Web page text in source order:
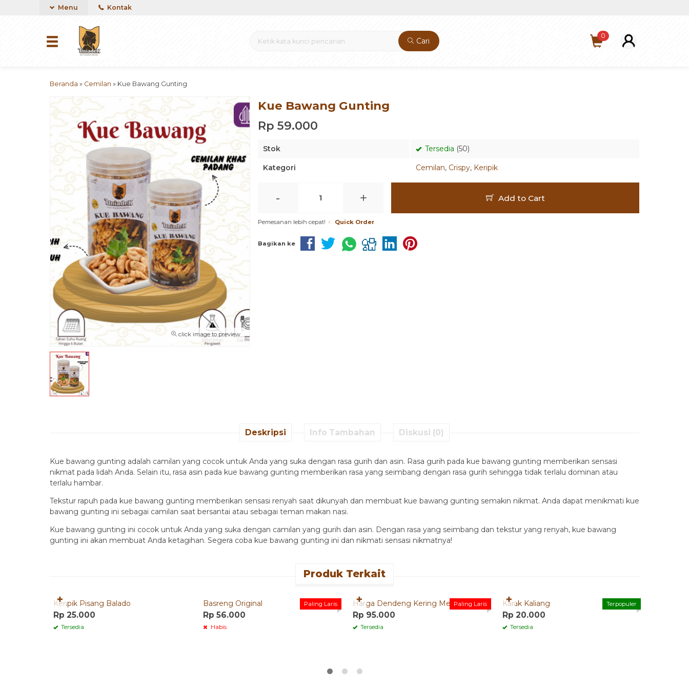
Menu Kontak
Cari
0
Beranda » Cemilan » Kue Bawang Gunting
click image to preview
Kue Bawang Gunting
Rp 59.000
Stok Tersedia (50)
Kategori Cemilan, Crispy, Keripik
- + Add to Cart
Pemesanan lebih cepat! Quick Order
Bagikan ke
Deskripsi Info Tambahan Diskusi (0)
Kue bawang gunting adalah camilan yang cocok untuk Anda yang suka dengan rasa gurih dan asin. Rasa gurih pada kue bawang gunting memberikan sensasi
nikmat pada lidah Anda. Selain itu, rasa asin pada kue bawang gunting memberikan rasa yang seimbang dengan rasa gurih sehingga tidak terlalu dominan atau
terlalu hambar.
Tekstur rapuh pada kue bawang gunting memberikan sensasi renyah saat dikunyah dan membuat kue bawang gunting semakin nikmat. Anda dapat menikmati kue
bawang gunting ini sebagai camilan saat bersantai atau sebagai teman makan nasi.
Kue bawang gunting ini cocok untuk Anda yang suka dengan camilan yang gurih dan asin. Dengan rasa yang seimbang dan tekstur yang renyah, kue bawang
gunting ini akan membuat Anda ketagihan. Segera coba kue bawang gunting ini dan nikmati sensasi nikmatnya!
Produk Terkait
Keripik Pisang Balado
Rp 25.000
Tersedia
✚ Paling Laris
Basreng Original
Rp 56.000
Habis
Paling Laris
Harga Dendeng Kering Mentah
Rp 95.000
Tersedia
✚ Terpopuler
Karak Kaliang
Rp 20.000
Tersedia
✚